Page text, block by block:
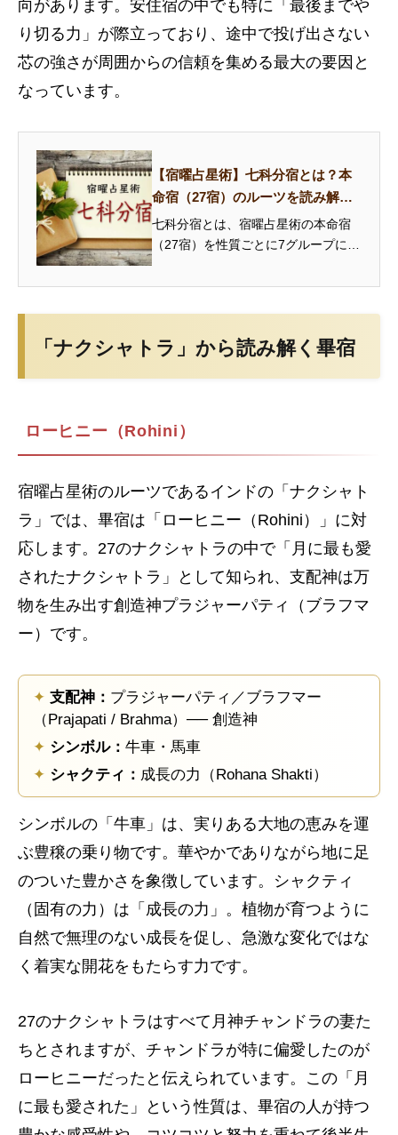
向があります。安住宿の中でも特に「最後までや
り切る力」が際立っており、途中で投げ出さない
芯の強さが周囲からの信頼を集める最大の要因と
なっています。
【宿曜占星術】七科分宿とは？本
命宿（27宿）のルーツを読み解く7
つのグループ
七科分宿とは、宿曜占星術の本命宿
（27宿）を性質ごとに7グループに分
和善宿・悪害宿・急速宿・猛悪宿・
解説...
「ナクシャトラ」から読み解く畢宿
ローヒニー（Rohini）
宿曜占星術のルーツであるインドの「ナクシャト
ラ」では、畢宿は「ローヒニー（Rohini）」に対
応します。27のナクシャトラの中で「月に最も愛
されたナクシャトラ」として知られ、支配神は万
物を生み出す創造神プラジャーパティ（ブラフマ
ー）です。
✦ 支配神： プラジャーパティ／ブラフマー
（Prajapati / Brahma）── 創造神
✦ シンボル： 牛車・馬車
✦ シャクティ： 成長の力（Rohana Shakti）
シンボルの「牛車」は、実りある大地の恵みを運
ぶ豊穣の乗り物です。華やかでありながら地に足
のついた豊かさを象徴しています。シャクティ
（固有の力）は「成長の力」。植物が育つように
自然で無理のない成長を促し、急激な変化ではな
く着実な開花をもたらす力です。
27のナクシャトラはすべて月神チャンドラの妻た
ちとされますが、チャンドラが特に偏愛したのが
ローヒニーだったと伝えられています。この「月
に最も愛された」という性質は、畢宿の人が持つ